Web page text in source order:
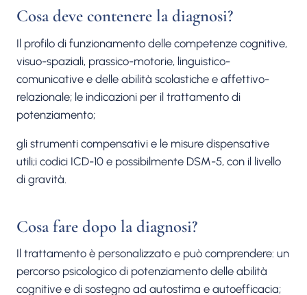
Cosa deve contenere la diagnosi?
Il profilo di funzionamento delle competenze cognitive,
visuo-spaziali, prassico-motorie, linguistico-
comunicative e delle abilità scolastiche e affettivo-
relazionale; le indicazioni per il trattamento di
potenziamento;
gli strumenti compensativi e le misure dispensative
utili;i codici ICD-10 e possibilmente DSM-5, con il livello
di gravità.
Cosa fare dopo la diagnosi?
Il trattamento è personalizzato e può comprendere: un
percorso psicologico di potenziamento delle abilità
cognitive e di sostegno ad autostima e autoefficacia;